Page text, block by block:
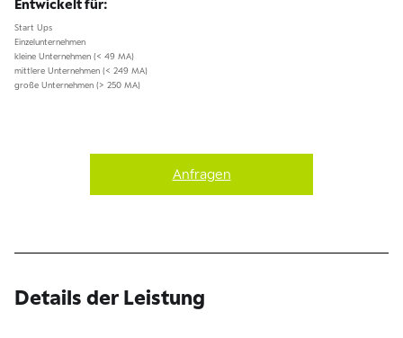
Entwickelt für:
Start Ups
Einzelunternehmen
kleine Unternehmen (< 49 MA)
mittlere Unternehmen (< 249 MA)
große Unternehmen (> 250 MA)
Anfragen
Details der Leistung